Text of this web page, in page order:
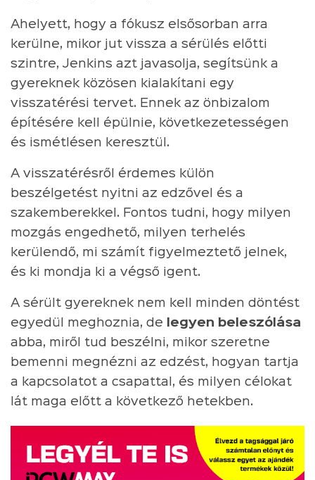
Ahelyett, hogy a fókusz elsősorban arra
kerülne, mikor jut vissza a sérülés előtti
szintre, Jenkins azt javasolja, segítsünk a
gyereknek közösen kialakítani egy
visszatérési tervet. Ennek az önbizalom
építésére kell épülnie, következetességen
és ismétlésen keresztül.
A visszatérésről érdemes külön
beszélgetést nyitni az edzővel és a
szakemberekkel. Fontos tudni, hogy milyen
mozgás engedhető, milyen terhelés
kerülendő, mi számít figyelmeztető jelnek,
és ki mondja ki a végső igent.
A sérült gyereknek nem kell minden döntést
egyedül meghoznia, de
legyen beleszólása
abba, miről tud beszélni, mikor szeretne
bemenni megnézni az edzést, hogyan tartja
a kapcsolatot a csapattal, és milyen célokat
lát maga előtt a következő hetekben.